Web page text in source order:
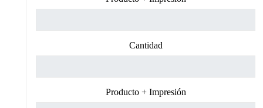
Cantidad
Producto + Impresión